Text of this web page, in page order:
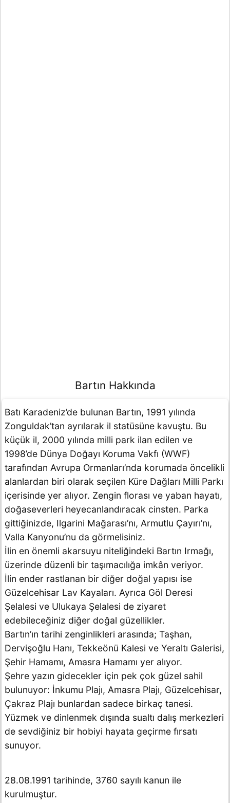
Bartın Hakkında
Batı Karadeniz’de bulunan Bartın, 1991 yılında
Zonguldak’tan ayrılarak il statüsüne kavuştu. Bu
küçük il, 2000 yılında milli park ilan edilen ve
1998’de Dünya Doğayı Koruma Vakfı (WWF)
tarafından Avrupa Ormanları’nda korumada öncelikli
alanlardan biri olarak seçilen Küre Dağları Milli Parkı
içerisinde yer alıyor. Zengin florası ve yaban hayatı,
doğaseverleri heyecanlandıracak cinsten. Parka
gittiğinizde, Ilgarini Mağarası’nı, Armutlu Çayırı’nı,
Valla Kanyonu’nu da görmelisiniz.
İlin en önemli akarsuyu niteliğindeki Bartın Irmağı,
üzerinde düzenli bir taşımacılığa imkân veriyor.
İlin ender rastlanan bir diğer doğal yapısı ise
Güzelcehisar Lav Kayaları. Ayrıca Göl Deresi
Şelalesi ve Ulukaya Şelalesi de ziyaret
edebileceğiniz diğer doğal güzellikler.
Bartın’ın tarihi zenginlikleri arasında; Taşhan,
Dervişoğlu Hanı, Tekkeönü Kalesi ve Yeraltı Galerisi,
Şehir Hamamı, Amasra Hamamı yer alıyor.
Şehre yazın gidecekler için pek çok güzel sahil
bulunuyor: İnkumu Plajı, Amasra Plajı, Güzelcehisar,
Çakraz Plajı bunlardan sadece birkaç tanesi.
Yüzmek ve dinlenmek dışında sualtı dalış merkezleri
de sevdiğiniz bir hobiyi hayata geçirme fırsatı
sunuyor.
28.08.1991 tarihinde, 3760 sayılı kanun ile
kurulmuştur.